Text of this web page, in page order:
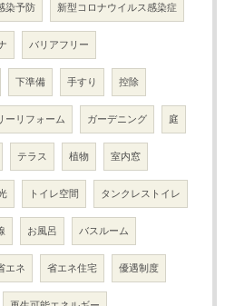
染予防 新型コロナウイルス感染症
バリアフリー
下準備 手すり 控除
ーリフォーム ガーデニング 庭
テラス 植物 室内窓
トイレ空間 タンクレストイレ
お風呂 バスルーム
エネ 省エネ住宅 優遇制度